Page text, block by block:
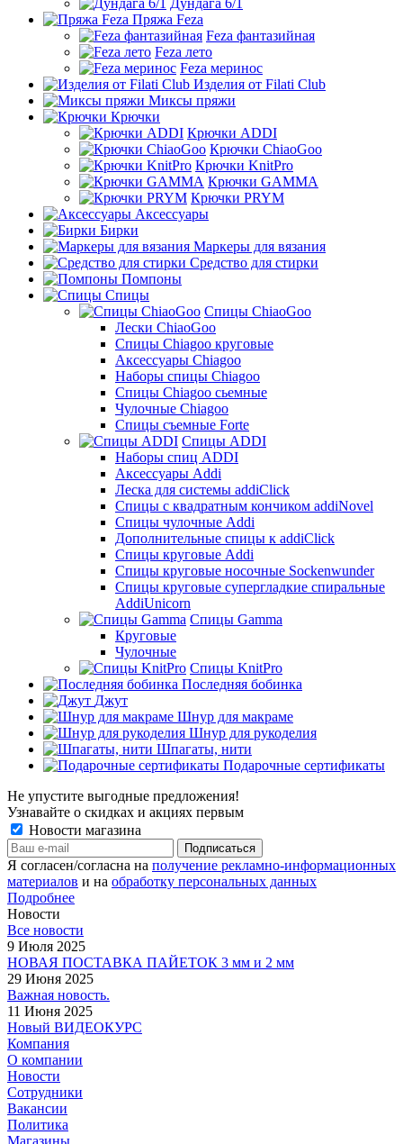
Дундага 6/1
Пряжа Feza
Feza фантазийная
Feza лето
Feza меринос
Изделия от Filati Club
Миксы пряжи
Крючки
Крючки ADDI
Крючки ChiaoGoo
Крючки KnitPro
Крючки GAMMA
Крючки PRYM
Аксессуары
Бирки
Маркеры для вязания
Средство для стирки
Помпоны
Спицы
Спицы ChiaoGoo
Лески ChiaoGoo
Cпицы Сhiagoo круговые
Аксессуары Chiagoo
Наборы спицы Chiagoo
Спицы Chiagoo сьемные
Чулочные Chiagoo
Спицы съемные Forte
Спицы ADDI
Наборы спиц ADDI
Аксессуары Addi
Леска для системы addiClick
Спицы с квадратным кончиком addiNovel
Спицы чулочные Addi
Дополнительные спицы к addiClick
Спицы круговые Addi
Спицы круговые носочные Sockenwunder
Спицы круговые супергладкие спиральные
AddiUnicorn
Спицы Gamma
Круговые
Чулочные
Спицы KnitPro
Последняя бобинка
Джут
Шнур для макраме
Шнур для рукоделия
Шпагаты, нити
Подарочные сертификаты
Не упустите выгодные предложения!
Узнавайте о скидках и акциях первым
Новости магазина
Я согласен/согласна на получение рекламно-информационных
материалов и на обработку персональных данных
Подробнее
Новости
Все новости
9 Июля 2025
НОВАЯ ПОСТАВКА ПАЙЕТОК 3 мм и 2 мм
29 Июня 2025
Важная новость.
11 Июня 2025
Новый ВИДЕОКУРС
Компания
О компании
Новости
Сотрудники
Вакансии
Политика